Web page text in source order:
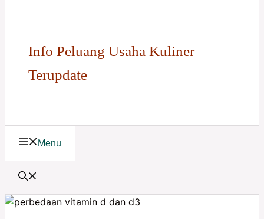
Info Peluang Usaha Kuliner
Terupdate
Menu